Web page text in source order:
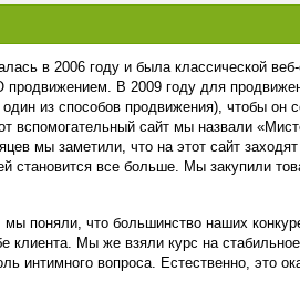
в 2006 году и была классической
продвижением. В 2009 году для
из способов продвижения), чтобы он
вспомогательный сайт мы назвали
мы заметили, что на этот сайт
все больше. Мы закупили
мы поняли, что большинство наших
клиента. Мы же взяли курс на
интимного вопроса. Естественно, это